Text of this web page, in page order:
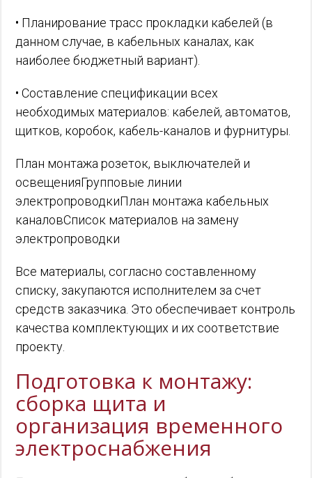
• Планирование трасс прокладки кабелей (в
данном случае, в кабельных каналах, как
наиболее бюджетный вариант).
• Составление спецификации всех
необходимых материалов: кабелей, автоматов,
щитков, коробок, кабель-каналов и фурнитуры.
План монтажа розеток, выключателей и
освещенияГрупповые линии
электропроводкиПлан монтажа кабельных
каналовСписок материалов на замену
электропроводки
Все материалы, согласно составленному
списку, закупаются исполнителем за счет
средств заказчика. Это обеспечивает контроль
качества комплектующих и их соответствие
проекту.
Подготовка к монтажу:
сборка щита и
организация временного
электроснабжения